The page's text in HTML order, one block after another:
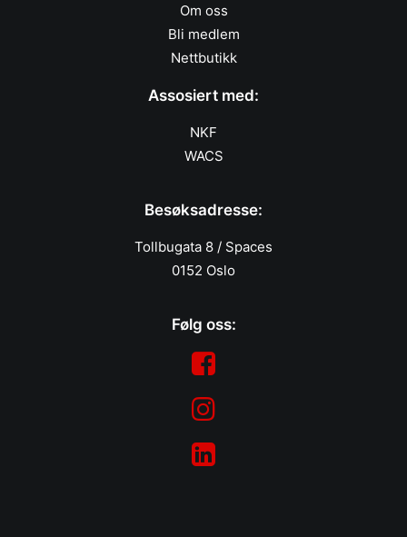
Om oss
Bli medlem
Nettbutikk
Assosiert med:
NKF
WACS
Besøksadresse:
Tollbugata 8 / Spaces
0152 Oslo
Følg oss: